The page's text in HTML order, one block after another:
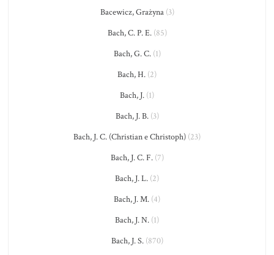
Bacewicz, Grażyna(3)
Bach, C. P. E.(85)
Bach, G. C.(1)
Bach, H. (2)
Bach, J. (1)
Bach, J. B.(3)
Bach, J. C. (Christian e Christoph) (23)
Bach, J. C. F.(7)
Bach, J. L. (2)
Bach, J. M. (4)
Bach, J. N. (1)
Bach, J. S.(870)